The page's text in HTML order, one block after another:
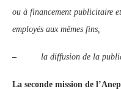
ou à financement publicitaire
employés aux mêmes fins,
– la diffusion de la
La seconde mission de